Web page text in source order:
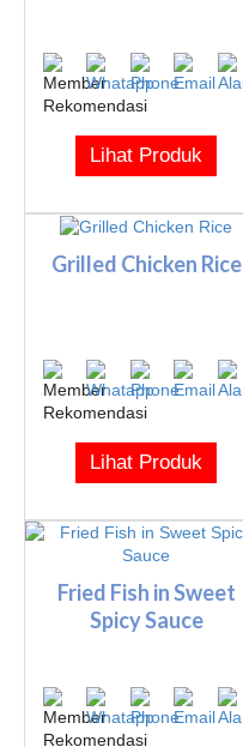
Lihat Produk
Grilled Chicken Rice
Lihat Produk
Fried Fish in Sweet
Spicy Sauce